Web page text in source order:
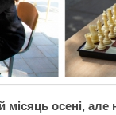
місяць осені,